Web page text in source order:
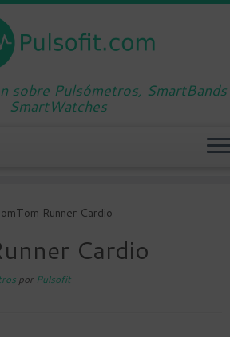
sobre Pulsómetros,
SmartWatches
Runner Cardio
Cardio
por Pulsofit